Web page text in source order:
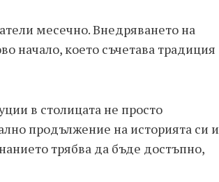
месечно. Внедряването на
начало, което съчетава традиция
в столицата не просто
продължение на историята си и
трябва да бъде достъпно,